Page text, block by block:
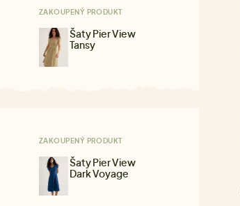
ZAKOUPENÝ PRODUKT
Šaty Pier View
Tansy
ZAKOUPENÝ PRODUKT
Šaty Pier View
Dark Voyage